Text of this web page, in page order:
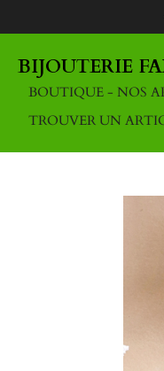
au
contenu
principal
BIJOUTERIE
BOUTIQUE - NOS
TROUVER UN